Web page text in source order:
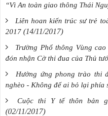
“Vì An toàn giao thông Thái
Liên hoan kiến trúc sư trẻ
2017 (14/11/2017)
Trường Phổ thông Vùng
đón nhận Cờ thi đua của Thủ
Hưởng ứng phong trào thi
nghèo - Không để ai bỏ lại phía
Cuộc thi Y tế thôn bản
(02/11/2017)